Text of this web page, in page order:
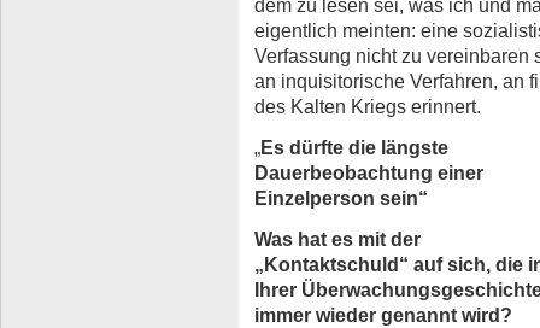
dem zu lesen sei, was ich und
eigentlich meinten: eine
Verfassung nicht zu
an inquisitorische Verfahren, an
des Kalten Kriegs erinnert.
„Es dürfte die längste
Dauerbeobachtung einer
Einzelperson sein“
Was hat es mit der
„Kontaktschuld“ auf sich, die
Ihrer
immer wieder genannt wird?